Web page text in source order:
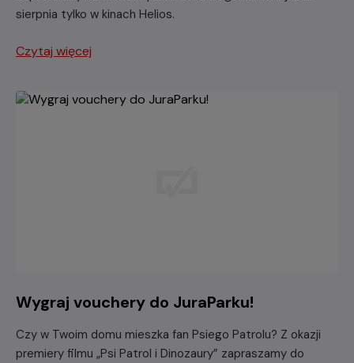
sierpnia tylko w kinach Helios.
Czytaj więcej
Wygraj vouchery do JuraParku!
Czy w Twoim domu mieszka fan Psiego Patrolu? Z okazji
premiery filmu „Psi Patrol i Dinozaury” zapraszamy do